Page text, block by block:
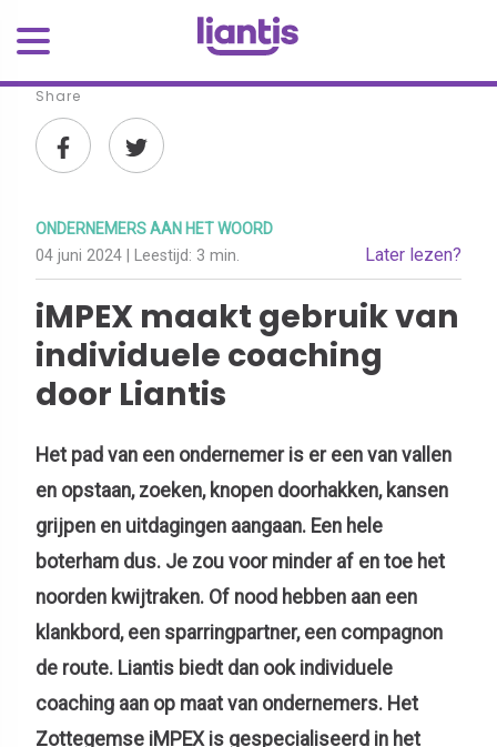
Share
ONDERNEMERS AAN HET WOORD
04 juni 2024 | Leestijd: 3 min. Later lezen?
iMPEX maakt gebruik van
individuele coaching
door Liantis
Het pad van een ondernemer is er een van vallen
en opstaan, zoeken, knopen doorhakken, kansen
grijpen en uitdagingen aangaan. Een hele
boterham dus. Je zou voor minder af en toe het
noorden kwijtraken. Of nood hebben aan een
klankbord, een sparringpartner, een compagnon
de route. Liantis biedt dan ook individuele
coaching aan op maat van ondernemers. Het
Zottegemse iMPEX is gespecialiseerd in het